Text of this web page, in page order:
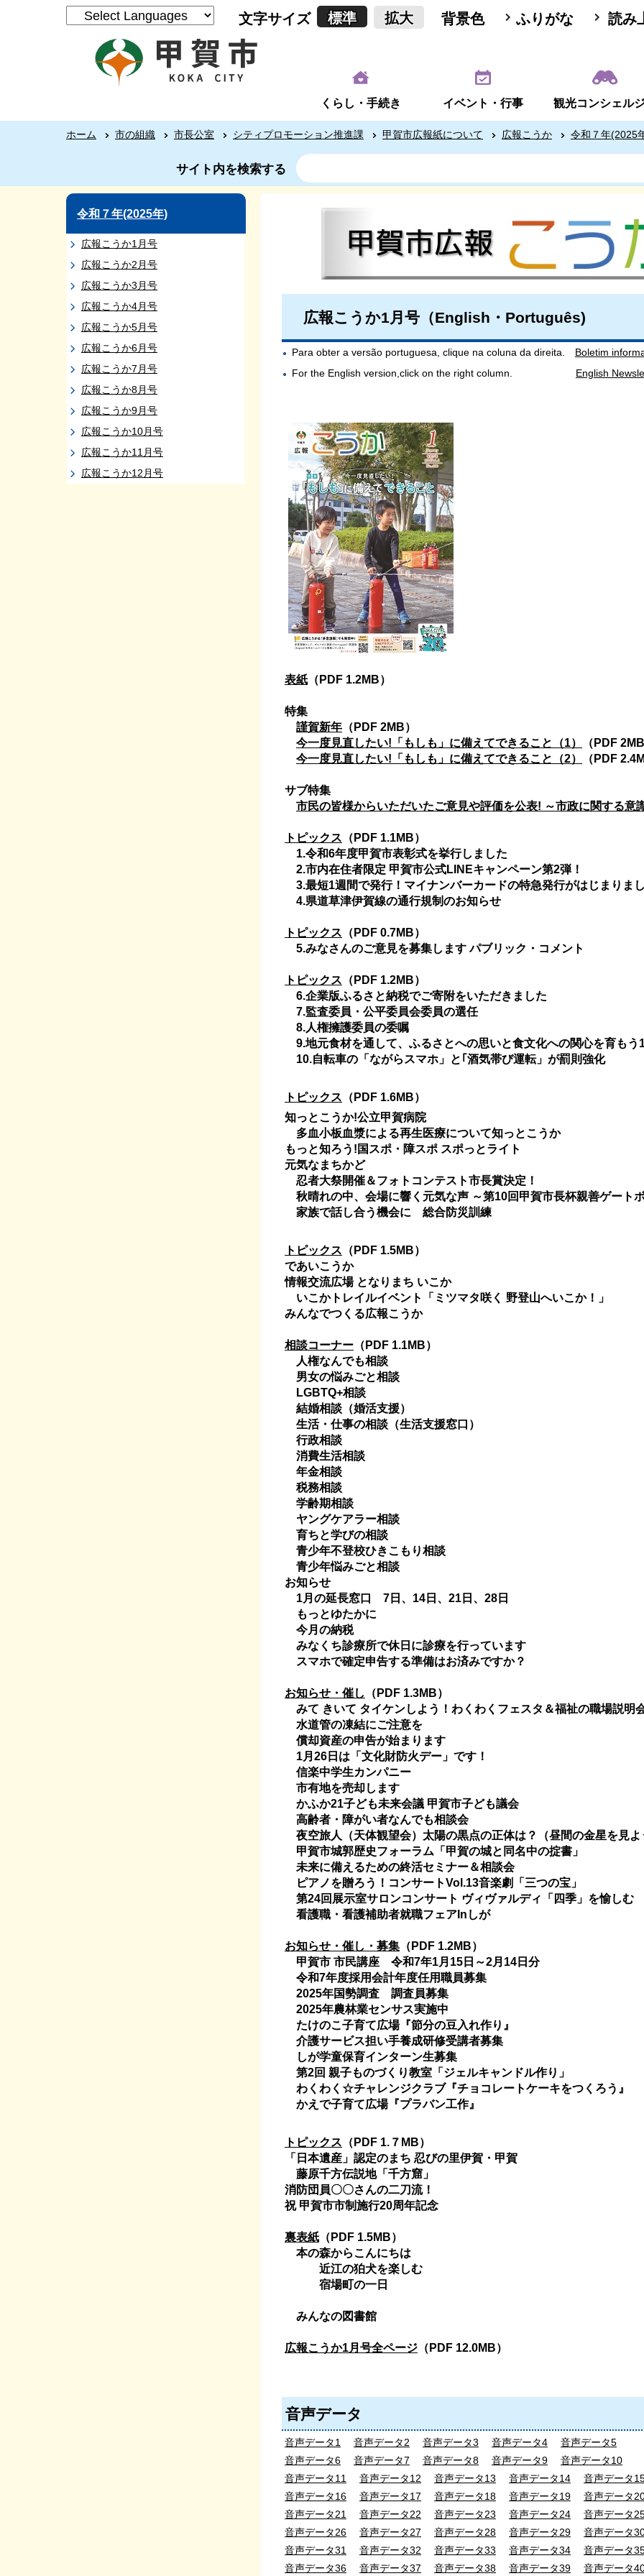
文字サイズ 標準 拡大 背景色 ふりがな 読み
くらし・手続き イベント・行事 観光コンシェル
ホーム 市の組織 市長公室 シティプロモーション推進課 甲賀市広報紙について 広報こうか 令和７年(2025
サイト内を検索する
令和７年(2025年)
広報こうか1月号
広報こうか2月号
広報こうか3月号
広報こうか4月号
広報こうか5月号
広報こうか6月号
広報こうか7月号
広報こうか8月号
広報こうか9月号
広報こうか10月号
広報こうか11月号
広報こうか12月号
広報こうか1月号（English・Português)
Para obter a versão portuguesa, clique na coluna da direita. Boletim
For the English version,click on the right column. English
表紙 （PDF 1.2MB）
特集
謹賀新年 （PDF 2MB）
今一度見直したい!「もしも」に備えてできること（1）
（PDF
今一度見直したい!「もしも」に備えてできること（2）
（PDF
サブ特集
市民の皆様からいただいたご意見や評価を公表! ～市政に関する意
トピックス （PDF 1.1MB）
1.令和6年度甲賀市表彰式を挙行しました
2.市内在住者限定 甲賀市公式LINEキャンペーン第2弾！
3.最短1週間で発行！マイナンバーカードの特急発行がはじまりま
4.県道草津伊賀線の通行規制のお知らせ
トピックス （PDF 0.7MB）
5.みなさんのご意見を募集します パブリック・コメント
トピックス （PDF 1.2MB）
6.企業版ふるさと納税でご寄附をいただきました
7.監査委員・公平委員会委員の選任
8.人権擁護委員の委嘱
9.地元食材を通して、ふるさとへの思いと食文化への関心を育も
10.自転車の「ながらスマホ」と｢酒気帯び運転」が罰則強化
トピックス （PDF 1.6M B）
知っとこうか!公立甲賀病院
多血小板血漿による再生医療について知っとこうか
もっと知ろう!国スポ・障スポ スポっとライト
元気なまちかど
忍者大祭開催＆フォトコンテスト市長賞決定！
秋晴れの中、会場に響く元気な声 ～第10回甲賀市長杯親善ゲート
家族で話し合う機会に 総合防災訓練
トピックス （PDF 1.5MB）
であいこうか
情報交流広場 となりまち いこか
いこかトレイルイベント「ミツマタ咲く 野登山へいこか！」
みんなでつくる広報こうか
相談コーナー （PDF 1.1MB）
人権なんでも相談
男女の悩みごと相談
LGBTQ+相談
結婚相談（婚活支援）
生活・仕事の相談（生活支援窓口）
行政相談
消費生活相談
年金相談
税務相談
学齢期相談
ヤングケアラー相談
育ちと学びの相談
青少年不登校ひきこもり相談
青少年悩みごと相談
お知らせ
1月の延長窓口 7日、14日、21日、28日
もっとゆたかに
今月の納税
みなくち診療所で休日に診療を行っています
スマホで確定申告する準備はお済みですか？
お知らせ・催し
（PDF 1.3MB）
みて きいて タイケンしよう！わくわくフェスタ＆福祉の職場説明
水道管の凍結にご注意を
償却資産の申告が始まります
1月26日は「文化財防火デー」です！
信楽中学生カンパニー
市有地を売却します
かふか21子ども未来会議 甲賀市子ども議会
高齢者・障がい者なんでも相談会
夜空旅人（天体観望会）太陽の黒点の正体は？（昼間の金星を見よ
甲賀市城郭歴史フォーラム「甲賀の城と同名中の掟書」
未来に備えるための終活セミナー＆相談会
ピアノを贈ろう！コンサートVol.13音楽劇「三つの宝」
第24回展示室サロンコンサート ヴィヴァルディ「四季」を愉しむ
看護職・看護補助者就職フェアInしが
お知らせ・催し・募集 （PDF 1.2MB）
甲賀市 市民講座 令和7年1月15日～2月14日分
令和7年度採用会計年度任用職員募集
2025年国勢調査 調査員募集
2025年農林業センサス実施中
たけのこ子育て広場『節分の豆入れ作り』
介護サービス担い手養成研修受講者募集
しが学童保育インターン生募集
第2回 親子ものづくり教室「ジェルキャンドル作り」
わくわく☆チャレンジクラブ『チョコレートケーキをつくろう』
かえで子育て広場『プラバン工作』
トピックス （PDF 1.７MB）
「日本遺産」認定のまち 忍びの里伊賀・甲賀
藤原千方伝説地「千方窟」
消防団員〇〇さんの二刀流！
祝 甲賀市市制施行20周年記念
裏表紙 （PDF 1.5MB）
本の森からこんにちは
近江の狛犬を楽しむ
宿場町の一日
みんなの図書館
広報こうか1月号全ページ （PDF 12.0MB）
音声データ
音声データ1 音声データ2 音声データ3 音声データ4
音声データ5
音声データ6
音声データ7 音声データ8 音声データ9
音声データ10
音声データ11
音声データ12 音声データ13 音声データ14
音声データ
音声データ16
音声データ17 音声データ18 音声データ19
音声データ
音声データ21
音声データ22 音声データ23 音声データ24
音声データ
音声データ26
音声データ27 音声データ28 音声データ29
音声データ
音声データ31
音声データ32 音声データ33 音声データ34
音声データ
音声データ36
音声データ37 音声データ38 音声データ39 音声データ